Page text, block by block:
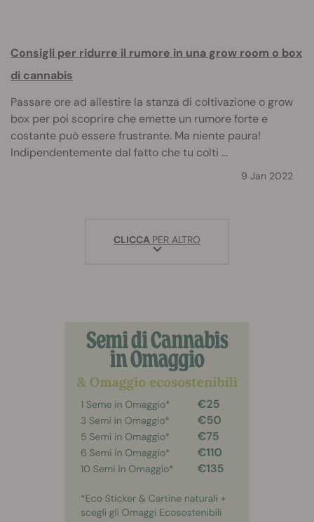
Consigli per ridurre il rumore in una grow room o box
di cannabis
Passare ore ad allestire la stanza di coltivazione o grow
box per poi scoprire che emette un rumore forte e
costante può essere frustrante. Ma niente paura!
Indipendentemente dal fatto che tu colti ...
9 Jan 2022
CLICCA PER ALTRO